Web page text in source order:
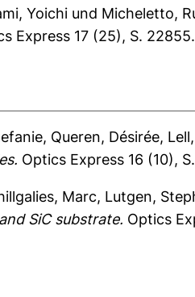
Yoichi und Micheletto,
Express 17 (25), S.
, Queren, Désirée,
Optics Express 16 (10),
Marc, Lutgen,
SiC substrate. Optics